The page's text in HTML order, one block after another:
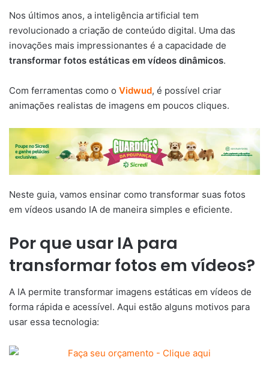
Nos últimos anos, a inteligência artificial tem
revolucionado a criação de conteúdo digital. Uma das
inovações mais impressionantes é a capacidade de
transformar fotos estáticas em vídeos dinâmicos.
Com ferramentas como o Vidwud, é possível criar
animações realistas de imagens em poucos cliques.
Neste guia, vamos ensinar como transformar suas fotos
em vídeos usando IA de maneira simples e eficiente.
Por que usar IA para
transformar fotos em vídeos?
A IA permite transformar imagens estáticas em vídeos de
forma rápida e acessível. Aqui estão alguns motivos para
usar essa tecnologia: